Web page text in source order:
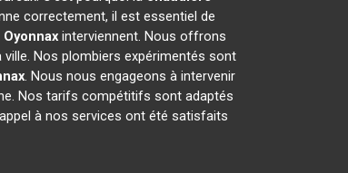
correctement, il est essentiel de
Oyonnaxinterviennent. Nous offrons
Nos plombiers expérimentés sont
. Nous nous engageons à intervenir
Nos tarifs compétitifs sont adaptés
à nos services ont été satisfaits